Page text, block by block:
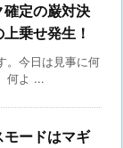
確定の巌対決
乗せ発生！
。今日は見事に何
何よ ...
モードはマギ